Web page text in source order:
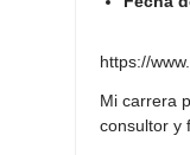
https://
Mi carrera
consultor y